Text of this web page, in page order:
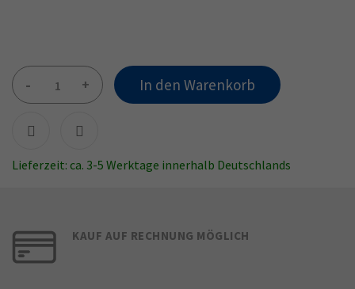
- + In den Warenkorb
Lieferzeit: ca. 3-5 Werktage innerhalb Deutschlands
KAUF AUF RECHNUNG MÖGLICH